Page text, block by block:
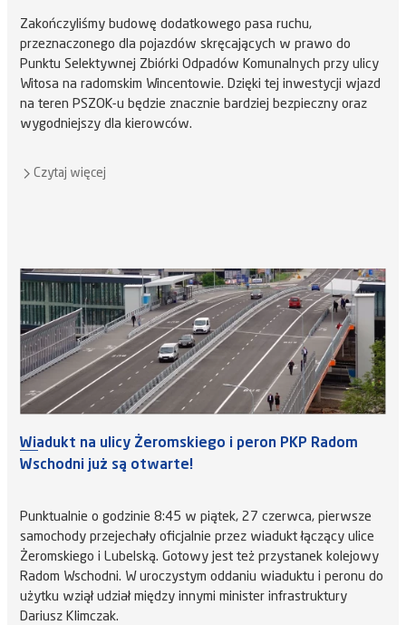
Zakończyliśmy budowę dodatkowego pasa ruchu,
przeznaczonego dla pojazdów skręcających w prawo do
Punktu Selektywnej Zbiórki Odpadów Komunalnych przy ulicy
Witosa na radomskim Wincentowie. Dzięki tej inwestycji wjazd
na teren PSZOK-u będzie znacznie bardziej bezpieczny oraz
wygodniejszy dla kierowców.
Czytaj więcej
Wiadukt na ulicy Żeromskiego i peron PKP Radom
Wschodni już są otwarte!
Punktualnie o godzinie 8:45 w piątek, 27 czerwca, pierwsze
samochody przejechały oficjalnie przez wiadukt łączący ulice
Żeromskiego i Lubelską. Gotowy jest też przystanek kolejowy
Radom Wschodni. W uroczystym oddaniu wiaduktu i peronu do
użytku wziął udział między innymi minister infrastruktury
Dariusz Klimczak.